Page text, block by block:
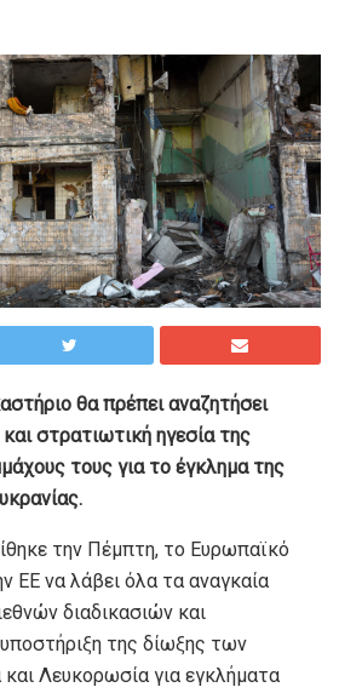
θα πρέπει αναζητήσει
στρατιωτική ηγεσία της
τους για το έγκλημα της
την Πέμπτη, το Ευρωπαϊκό
ΕΕ να λάβει όλα τα αναγκαία
διαδικασιών και
της δίωξης των
Λευκορωσία για εγκλήματα